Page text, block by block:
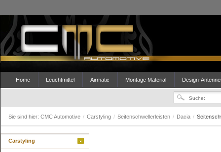
Home Leuchtmittel Airmatic Montage Material Design-
Sie sind hier: CMC Automotive / Carstyling / Seitenschwellerleisten / Dacia /
Carstyling